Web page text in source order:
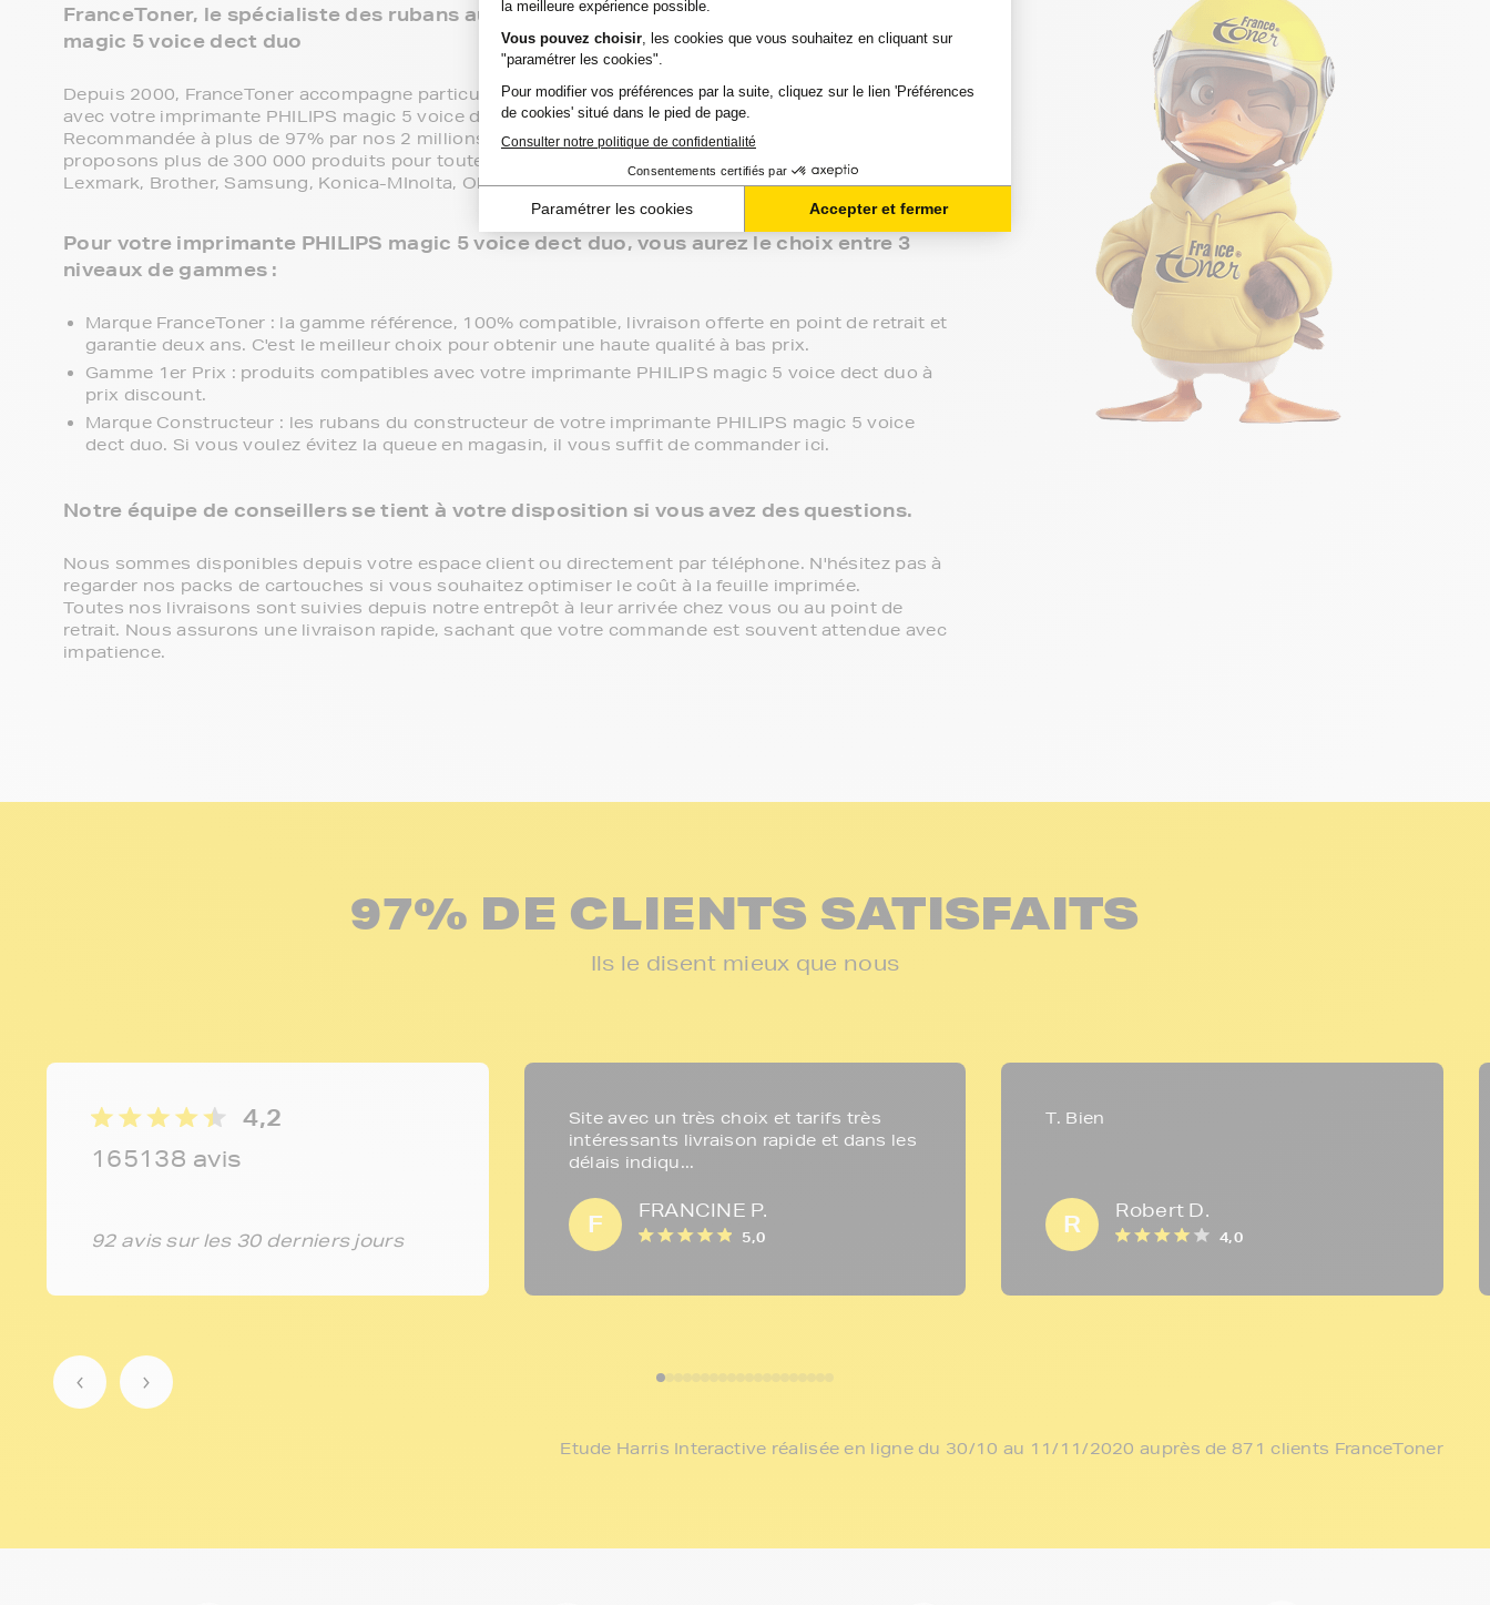
FranceToner, le spécialiste des rubans au meilleur prix pour votre imprimante PHILIPS
magic 5 voice dect duo
Depuis 2000, FranceToner accompagne particuliers et professionnels avec ses rubans compatibles
avec votre imprimante PHILIPS magic 5 voice dect duo.
Recommandée à plus de 97% par nos 2 millions de clients, FranceToner est la référence. Nous
proposons plus de 300 000 produits pour toutes les plus grandes marques : Epson, HP, Canon,
Lexmark, Brother, Samsung, Konica-MInolta, Olivetti, Ricoh.... et même les moins connues !
Pour votre imprimante PHILIPS magic 5 voice dect duo, vous aurez le choix entre 3
niveaux de gammes :
Marque FranceToner : la gamme référence, 100% compatible, livraison offerte en point de retrait et
garantie deux ans. C'est le meilleur choix pour obtenir une haute qualité à bas prix.
Gamme 1er Prix : produits compatibles avec votre imprimante PHILIPS magic 5 voice dect duo à
prix discount.
Marque Constructeur : les rubans du constructeur de votre imprimante PHILIPS magic 5 voice
dect duo. Si vous voulez évitez la queue en magasin, il vous suffit de commander ici.
Notre équipe de conseillers se tient à votre disposition si vous avez des questions.
Nous sommes disponibles depuis votre espace client ou directement par téléphone. N'hésitez pas à
regarder nos packs de cartouches si vous souhaitez optimiser le coût à la feuille imprimée.
Toutes nos livraisons sont suivies depuis notre entrepôt à leur arrivée chez vous ou au point de
retrait. Nous assurons une livraison rapide, sachant que votre commande est souvent attendue avec
impatience.
97% DE CLIENTS SATISFAITS
Ils le disent mieux que nous
4,2
165138 avis
92 avis sur les 30 derniers jours
Site avec un très choix et tarifs très
intéressants livraison rapide et dans les
délais indiqu...
F FRANCINE P.
5,0
T. Bien
R Robert D.
4,0
Etude Harris Interactive réalisée en ligne du 30/10 au 11/11/2020 auprès de 871 clients FranceToner